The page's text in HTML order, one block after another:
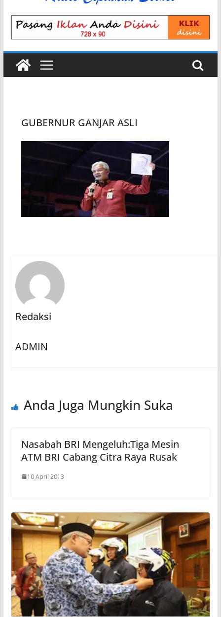
GUBERNUR GANJAR ASLI
Redaksi
ADMIN
Anda Juga Mungkin Suka
Nasabah BRI Mengeluh:Tiga Mesin
ATM BRI Cabang Citra Raya Rusak
10 April 2013